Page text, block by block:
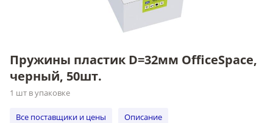
Пружины пластик D=32мм OfficeSpace,
черный, 50шт.
1 шт в упаковке
Все поставщики и цены Описание